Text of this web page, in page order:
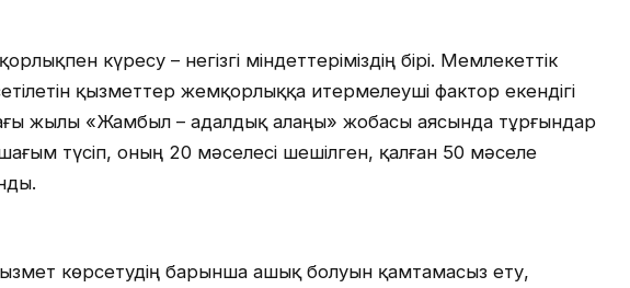
күресу – негізгі міндеттеріміздің бірі. Мемлекеттік
қызметтер жемқорлыққа итермелеуші фактор екендігі
жылы «Жамбыл – адалдық алаңы» жобасы аясында тұрғындар
түсіп, оның 20 мәселесі шешілген, қалған 50 мәселе
көрсетудің барынша ашық болуын қамтамасыз ету,